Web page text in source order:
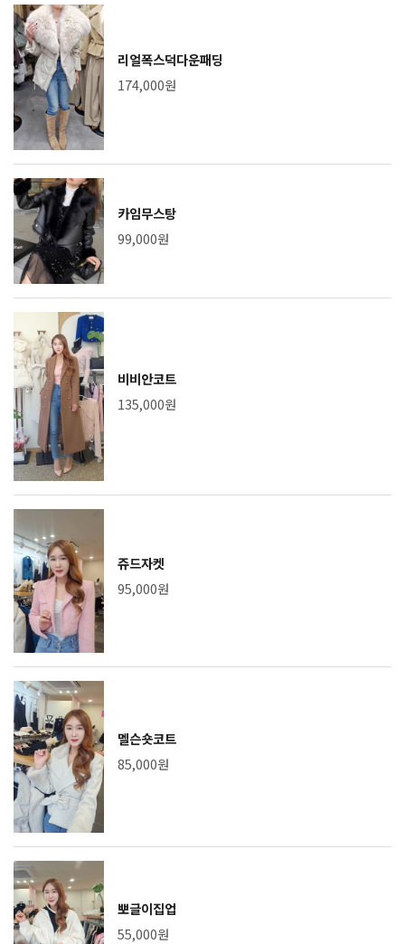
리얼폭스덕다운패딩
174,000원
카임무스탕
99,000원
비비안코트
135,000원
쥬드자켓
95,000원
멜슨숏코트
85,000원
뽀글이집업
55,000원